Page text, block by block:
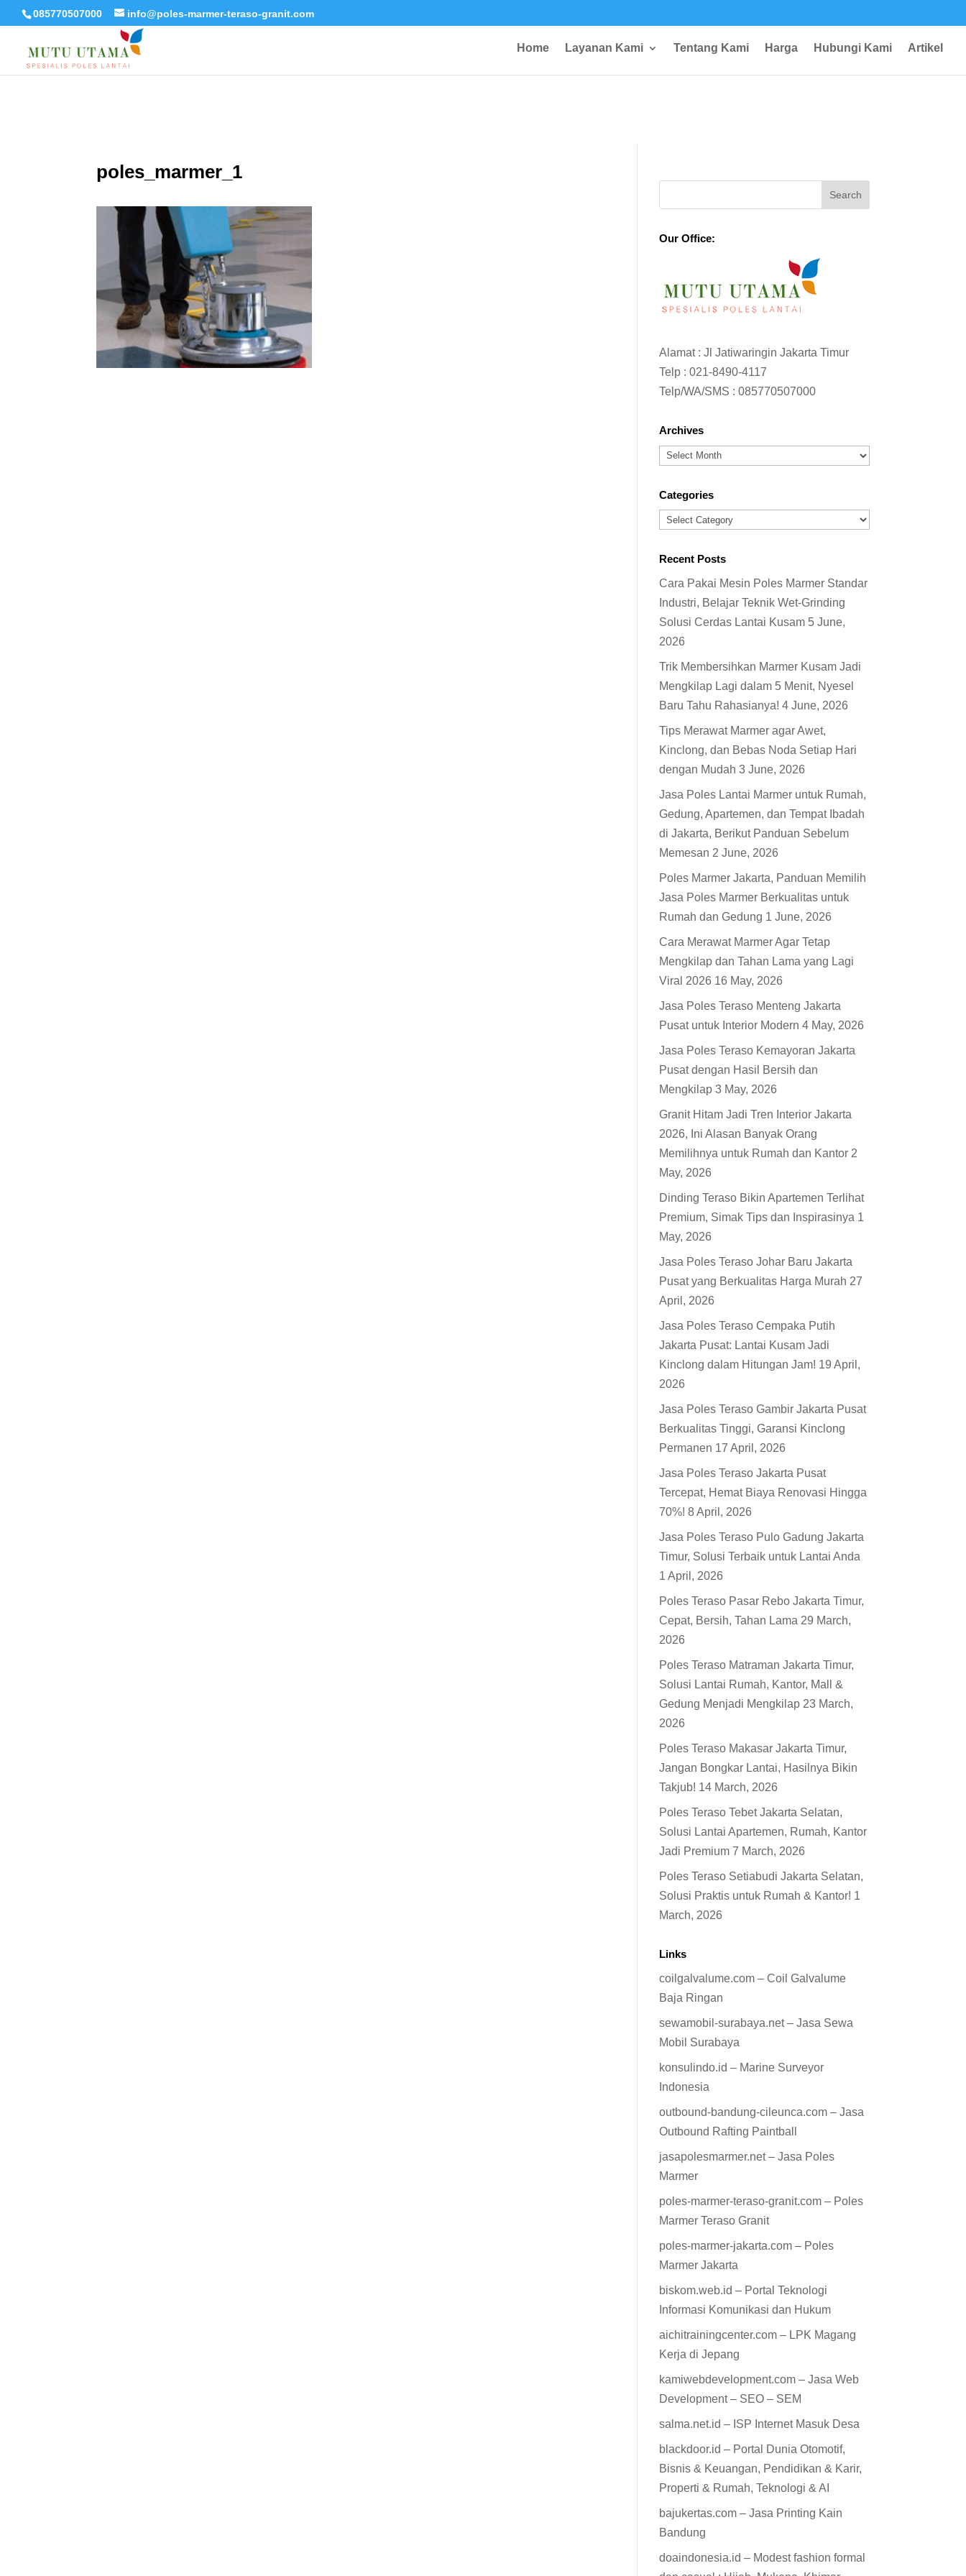
085770507000 info@poles-marmer-teraso-granit.com
Home Layanan Kami Tentang Kami Harga Hubungi Kami Artikel
poles_marmer_1
Our Office:
Alamat : Jl Jatiwaringin Jakarta Timur
Telp :021-8490-4117
Telp/WA/SMS :085770507000
Archives
Archives
Categories
Categories
Recent Posts
Cara Pakai Mesin Poles Marmer Standar
Industri, Belajar Teknik Wet-Grinding
Solusi Cerdas Lantai Kusam 5 June,
2026
Trik Membersihkan Marmer Kusam Jadi
Mengkilap Lagi dalam 5 Menit, Nyesel
Baru Tahu Rahasianya! 4 June, 2026
Tips Merawat Marmer agar Awet,
Kinclong, dan Bebas Noda Setiap Hari
dengan Mudah 3 June, 2026
Jasa Poles Lantai Marmer untuk Rumah,
Gedung, Apartemen, dan Tempat Ibadah
di Jakarta, Berikut Panduan Sebelum
Memesan 2 June, 2026
Poles Marmer Jakarta, Panduan Memilih
Jasa Poles Marmer Berkualitas untuk
Rumah dan Gedung 1 June, 2026
Cara Merawat Marmer Agar Tetap
Mengkilap dan Tahan Lama yang Lagi
Viral 2026 16 May, 2026
Jasa Poles Teraso Menteng Jakarta
Pusat untuk Interior Modern 4 May, 2026
Jasa Poles Teraso Kemayoran Jakarta
Pusat dengan Hasil Bersih dan
Mengkilap 3 May, 2026
Granit Hitam Jadi Tren Interior Jakarta
2026, Ini Alasan Banyak Orang
Memilihnya untuk Rumah dan Kantor 2
May, 2026
Dinding Teraso Bikin Apartemen Terlihat
Premium, Simak Tips dan Inspirasinya 1
May, 2026
Jasa Poles Teraso Johar Baru Jakarta
Pusat yang Berkualitas Harga Murah 27
April, 2026
Jasa Poles Teraso Cempaka Putih
Jakarta Pusat: Lantai Kusam Jadi
Kinclong dalam Hitungan Jam! 19 April,
2026
Jasa Poles Teraso Gambir Jakarta Pusat
Berkualitas Tinggi, Garansi Kinclong
Permanen 17 April, 2026
Jasa Poles Teraso Jakarta Pusat
Tercepat, Hemat Biaya Renovasi Hingga
70%! 8 April, 2026
Jasa Poles Teraso Pulo Gadung Jakarta
Timur, Solusi Terbaik untuk Lantai Anda
1 April, 2026
Poles Teraso Pasar Rebo Jakarta Timur,
Cepat, Bersih, Tahan Lama 29 March,
2026
Poles Teraso Matraman Jakarta Timur,
Solusi Lantai Rumah, Kantor, Mall &
Gedung Menjadi Mengkilap 23 March,
2026
Poles Teraso Makasar Jakarta Timur,
Jangan Bongkar Lantai, Hasilnya Bikin
Takjub! 14 March, 2026
Poles Teraso Tebet Jakarta Selatan,
Solusi Lantai Apartemen, Rumah, Kantor
Jadi Premium 7 March, 2026
Poles Teraso Setiabudi Jakarta Selatan,
Solusi Praktis untuk Rumah & Kantor! 1
March, 2026
Links
coilgalvalume.com – Coil Galvalume
Baja Ringan
sewamobil-surabaya.net – Jasa Sewa
Mobil Surabaya
konsulindo.id – Marine Surveyor
Indonesia
outbound-bandung-cileunca.com – Jasa
Outbound Rafting Paintball
jasapolesmarmer.net – Jasa Poles
Marmer
poles-marmer-teraso-granit.com – Poles
Marmer Teraso Granit
poles-marmer-jakarta.com – Poles
Marmer Jakarta
biskom.web.id – Portal Teknologi
Informasi Komunikasi dan Hukum
aichitrainingcenter.com – LPK Magang
Kerja di Jepang
kamiwebdevelopment.com – Jasa Web
Development – SEO – SEM
salma.net.id – ISP Internet Masuk Desa
blackdoor.id – Portal Dunia Otomotif,
Bisnis & Keuangan, Pendidikan & Karir,
Properti & Rumah, Teknologi & AI
bajukertas.com – Jasa Printing Kain
Bandung
doaindonesia.id – Modest fashion formal